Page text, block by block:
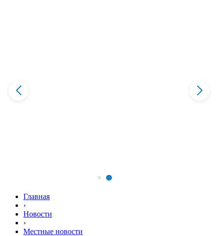
Главная
›
Новости
›
Местные новости